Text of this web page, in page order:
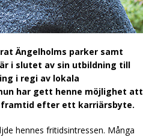
Ängelholms parker samt
i slutet av sin utbildning till
i regi av lokala
har gett henne möjlighet att
framtid efter ett karriärsbyte.
hennes fritidsintressen. Många